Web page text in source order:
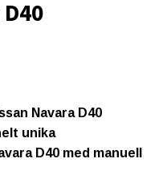
Navara D40
unika
D40 med manuell